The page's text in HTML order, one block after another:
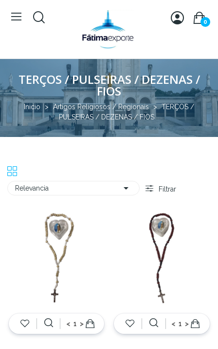
0
TERÇOS / PULSEIRAS / DEZENAS /
FIOS
Inicio Artigos Religiosos / Regionais
TERÇOS /
PULSEIRAS / DEZENAS / FIOS
Relevancia  Filtrar
< > < >